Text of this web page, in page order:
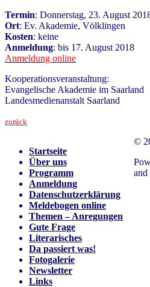
Termin: Donnerstag, 23. August
Ort: Ev. Akademie, Völklingen
Kosten: keine
Anmeldung: bis 17. August 2018
Anmeldung online
Kooperationsveranstaltung:
Evangelische Akademie im Saarland
Landesmedienanstalt Saarland
zurück
Startseite
Über uns
Programm
Anmeldung
Datenschutzerklärung
Meldebogen online
Themen – Anregungen
Gute Frage
Literarisches
Da passiert was!
Fotogalerie
Newsletter
Links
©
and